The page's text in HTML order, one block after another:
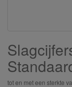
tot en met een sterkte